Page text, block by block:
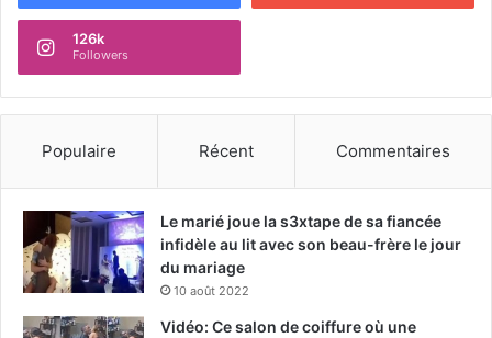
126k
Followers
Populaire Récent Commentaires
Le marié joue la s3xtape de sa fiancée
infidèle au lit avec son beau-frère le jour
du mariage
10 août 2022
Vidéo: Ce salon de coiffure où une